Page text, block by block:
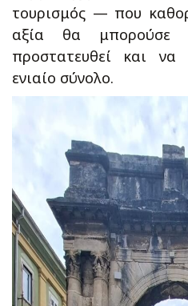
τουρισμός — που
αξία θα μπορούσε
προστατευθεί και να
ενιαίο σύνολο.